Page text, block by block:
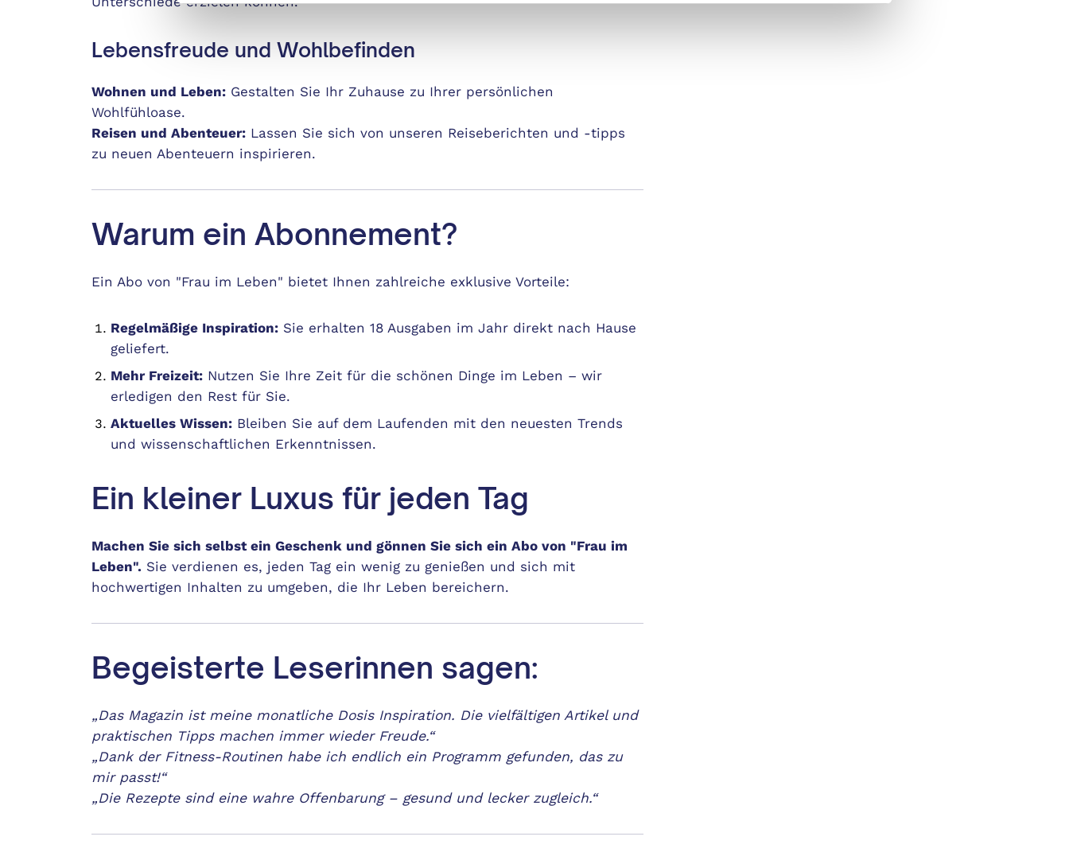
Lebensfreude und Wohlbefinden
Wohnen und Leben:Gestalten Sie Ihr Zuhause zu Ihrer persönlichen
Wohlfühloase.
Reisen und Abenteuer:Lassen Sie sich von unseren Reiseberichten und -tipps
zu neuen Abenteuern inspirieren.
Warum ein Abonnement?
Ein Abo von "Frau im Leben" bietet Ihnen zahlreiche exklusive Vorteile:
Regelmäßige Inspiration:Sie erhalten 18 Ausgaben im Jahr direkt nach Hause
geliefert.
Mehr Freizeit:Nutzen Sie Ihre Zeit für die schönen Dinge im Leben – wir
erledigen den Rest für Sie.
Aktuelles Wissen:Bleiben Sie auf dem Laufenden mit den neuesten Trends
und wissenschaftlichen Erkenntnissen.
Ein kleiner Luxus für jeden Tag
Machen Sie sich selbst ein Geschenk und gönnen Sie sich ein Abo von "Frau im
Leben".Sie verdienen es, jeden Tag ein wenig zu genießen und sich mit
hochwertigen Inhalten zu umgeben, die Ihr Leben bereichern.
Begeisterte Leserinnen sagen:
„Das Magazin ist meine monatliche Dosis Inspiration. Die vielfältigen Artikel und
praktischen Tipps machen immer wieder Freude.“
„Dank der Fitness-Routinen habe ich endlich ein Programm gefunden, das zu
mir passt!“
„Die Rezepte sind eine wahre Offenbarung – gesund und lecker zugleich.“